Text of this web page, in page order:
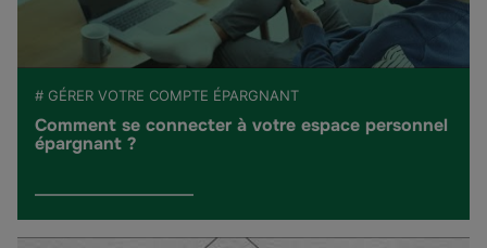
# GÉRER VOTRE COMPTE ÉPARGNANT
Comment se connecter à votre espace personnel
épargnant ?